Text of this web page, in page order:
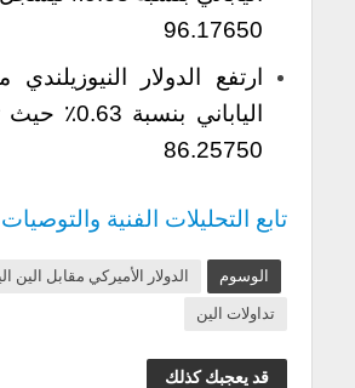
96.17650
ارتفع الدولار النيوزيلندي
الياباني
86.25750
تابع التحليلات الفنية والتوصيات
الوسوم
الدولار الأميركي مقابل الين
تداولات الين
قد يعجبك كذلك